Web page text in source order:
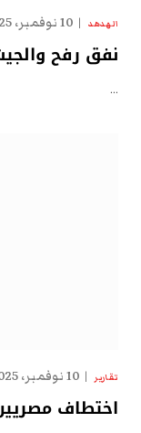
الهدهد 10 نوفمبر، 2025
نفق رفح
…
تقارير 10 نوفمبر، 2025
اختطاف